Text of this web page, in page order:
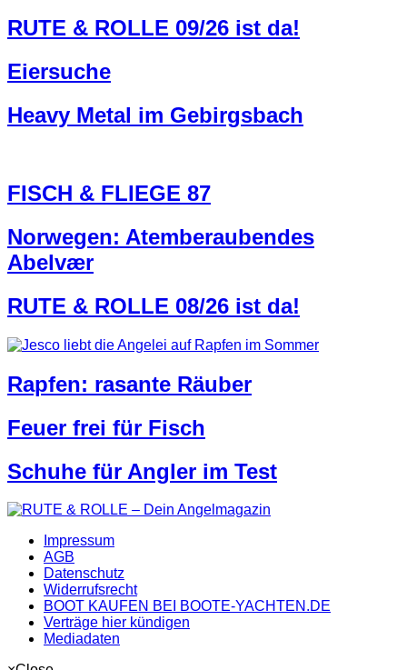
RUTE & ROLLE 09/26 ist da!
Eiersuche
Heavy Metal im Gebirgsbach
FISCH & FLIEGE 87
Norwegen: Atemberaubendes
Abelvær
RUTE & ROLLE 08/26 ist da!
Rapfen: rasante Räuber
Feuer frei für Fisch
Schuhe für Angler im Test
Impressum
AGB
Datenschutz
Widerrufsrecht
BOOT KAUFEN BEI BOOTE-YACHTEN.DE
Verträge hier kündigen
Mediadaten